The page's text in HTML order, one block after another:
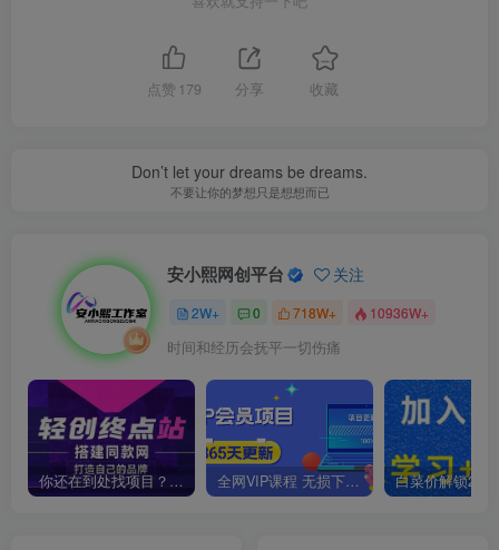
点赞 179 分享 收藏
Don’t let your dreams be dreams.
不要让你的梦想只是想想而已
安小熙网创平台 关注
2W+ 0 718W+ 10936W+
时间和经历会抚平一切伤痛
你还在到处找项目？还在当韭菜？我靠卖项目一个月收入5万+，曾经我也是个失败者。 全网VIP课程 无损下载~